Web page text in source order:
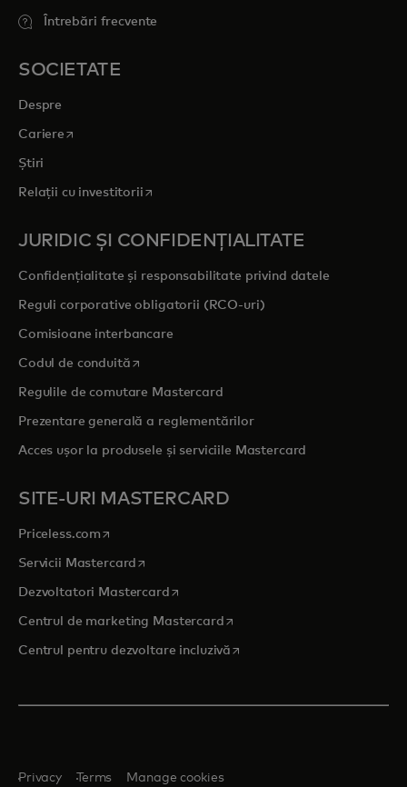
Întrebări frecvente
SOCIETATE
Despre
Cariere opens in a new tab
Știri
Relații cu investitoriiopens in a new tab
JURIDIC ȘI CONFIDENȚIALITATE
Confidențialitate și responsabilitate privind datele
Reguli corporative obligatorii (RCO-uri)
Comisioane interbancare
Codul de conduităopens in a new tab
Regulile de comutare Mastercard
Prezentare generală a reglementărilor
Acces ușor la produsele și serviciile Mastercard
SITE-URI MASTERCARD
Priceless.com opens in a new tab
Servicii Mastercard opens in a new tab
Dezvoltatori Mastercardopens in a new tab
Centrul de marketing Mastercardopens in a new tab
Centrul pentru dezvoltare incluzivă opens in a new tab
Privacy Terms Manage cookies